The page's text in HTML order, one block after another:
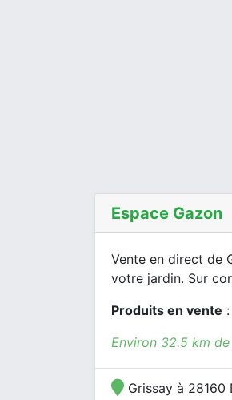
Espace Gazon
Vente en direct de
votre jardin. Sur
Produits en vente
Environ 32.5 km
Grissay à 28160